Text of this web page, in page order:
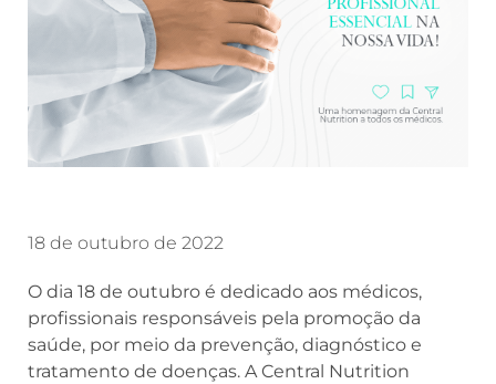
18 de outubro de 2022
O dia 18 de outubro é dedicado aos médicos,
profissionais responsáveis pela promoção da
saúde, por meio da prevenção, diagnóstico e
tratamento de doenças. A Central Nutrition